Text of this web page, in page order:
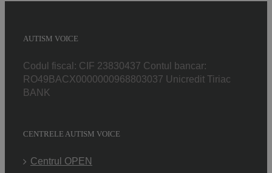
AUTISM VOICE
Codul fiscal: CIF 23830437 Contul bancar:
RO49BACX0000000968803037 Unicredit Tiriac
BANK
CENTRELE AUTISM VOICE
Centrul OPEN